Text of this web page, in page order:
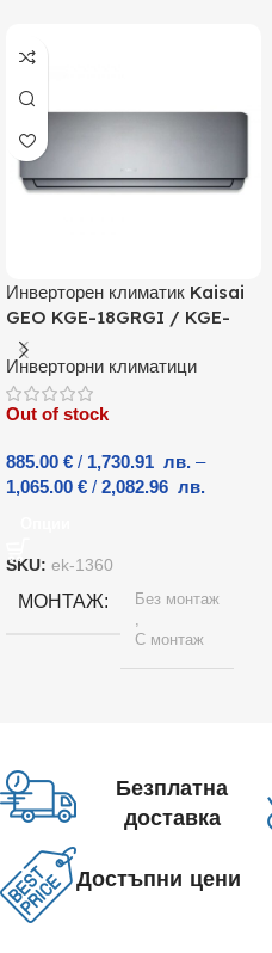
Инверторен климатик Kaisai
GEO KGE-18GRGI / KGE-
18GRGO, 18000 BTU, Клас
A++
Инверторни климатици
Out of stock
885.00 € / 1,730.91 лв. –
1,065.00 € / 2,082.96 лв.
SKU: ek-1360
МОНТАЖ
Без монтаж
,
С монтаж
Безплатна
доставка
Достъпни цени